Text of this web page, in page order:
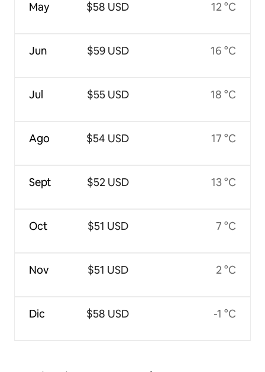
May
Jun
Jul
Ago
Sept
Oct
Nov
Dic
$58 USD
$59 USD
$55 USD
$54 USD
$52 USD
$51 USD
$51 USD
$58 USD
12 °C
16 °C
18 °C
17 °C
13 °C
7 °C
2 °C
-1 °C